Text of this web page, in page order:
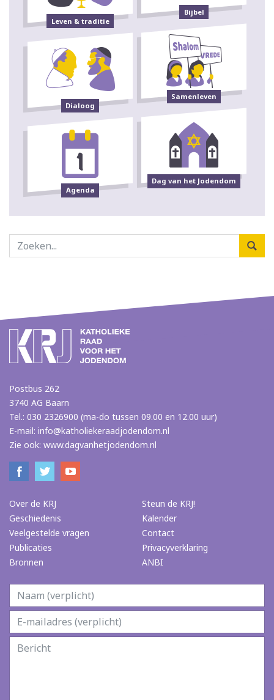
Leven & traditie
Bijbel
Dialoog
Samenleven
Agenda
Dag van het Jodendom
Postbus 262
3740 AG Baarn
Tel.: 030 2326900 (ma-do tussen 09.00 en 12.00 uur)
E-mail: info@katholiekeraadjodendom.nl
Zie ook: www.dagvanhetjodendom.nl
Over de KRJ
Geschiedenis
Veelgestelde vragen
Publicaties
Bronnen
Steun de KRJ!
Kalender
Contact
Privacyverklaring
ANBI